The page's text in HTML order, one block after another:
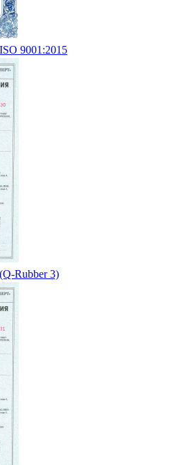
9001:2015
Rubber 3)